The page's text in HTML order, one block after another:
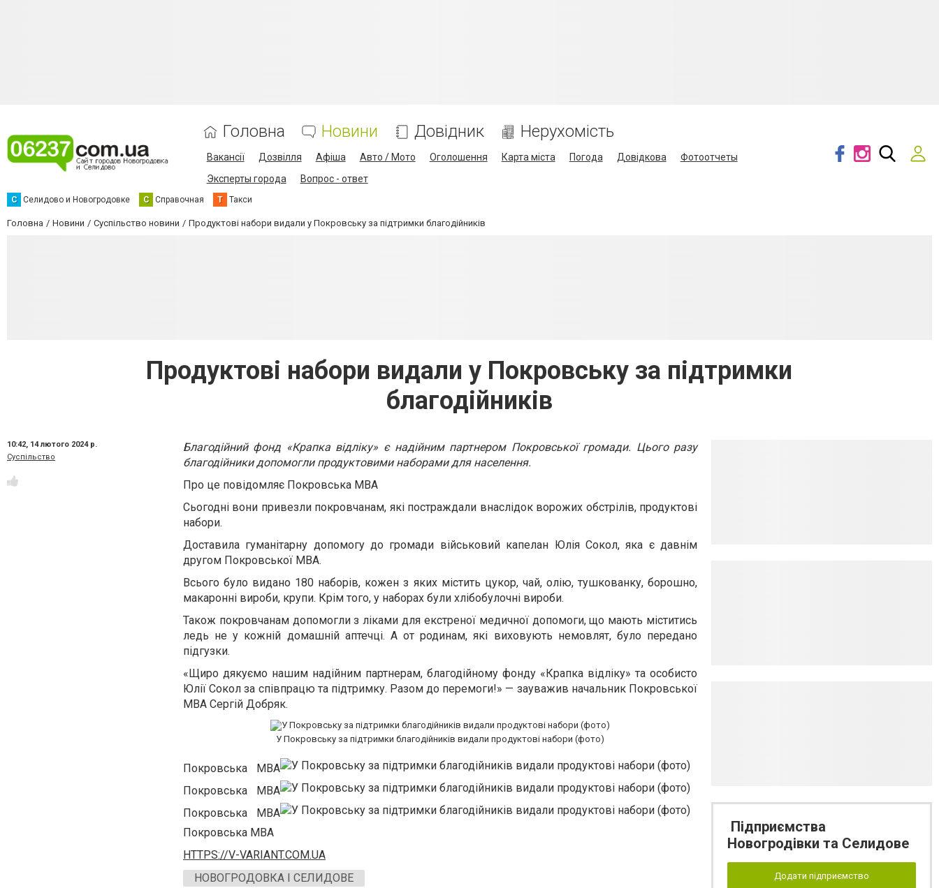
Головна Новини Довідник Нерухомість
Вакансії Дозвілля Афіша Авто / Мото Оголошення Карта міста Погода Довідкова
Фотоотчеты
Эксперты города
Вопрос - ответ
С Селидово и Новогродовке С Справочная Т Такси
Головна Новини Суспільство новини Продуктові набори видали у Покровську за підтримки благодійників
Продуктові набори видали у Покровську за підтримки
благодійників
10:42, 14 лютого 2024 р.
Суспільство
Благодійний фонд «Крапка відліку» є надійним партнером Покровської громади. Цього разу
благодійники допомогли продуктовими наборами для населення.
Про це повідомляє Покровська МВА
Сьогодні вони привезли покровчанам, які постраждали внаслідок ворожих обстрілів, продуктові
набори.
Доставила гуманітарну допомогу до громади військовий капелан Юлія Сокол, яка є давнім
другом Покровської МВА.
Всього було видано 180 наборів, кожен з яких містить цукор, чай, олію, тушкованку, борошно,
макаронні вироби, крупи. Крім того, у наборах були хлібобулочні вироби.
Також покровчанам допомогли з ліками для екстреної медичної допомоги, що мають міститись
ледь не у кожній домашній аптечці. А от родинам, які виховують немовлят, було передано
підгузки.
«Щиро дякуємо нашим надійним партнерам, благодійному фонду «Крапка відліку» та особисто
Юлії Сокол за співпрацю та підтримку. Разом до перемоги!» — зауважив начальник Покровської
МВА Сергій Добряк.
У Покровську за підтримки благодійників видали продуктові набори (фото)
Покровська МВА
Покровська МВА
Покровська МВА
Покровська МВА
HTTPS://V-VARIANT.COM.UA
НОВОГРОДОВКА І СЕЛИДОВЕ
Підприємства
Новогродівки та Селидове
Додати підприємство